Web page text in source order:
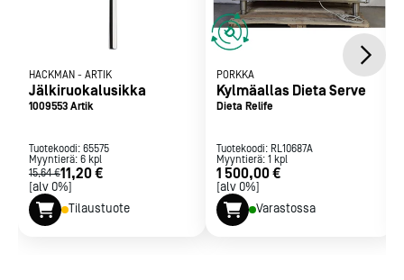
HACKMAN - ARTIK
Jälkiruokalusikka
1009553 Artik
Tuotekoodi: 65575
Myyntierä: 6 kpl
15,64 €11,20 €
[alv 0%]
Tilaustuote
PORKKA
Kylmäallas Dieta Serve
Dieta Relife
Tuotekoodi: RL10687A
Myyntierä: 1 kpl
1 500,00 €
[alv 0%]
Varastossa